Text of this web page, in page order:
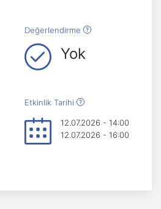
Değerlendirme
Yok
Etkinlik Tarihi
12.07.2026 - 14:00
12.07.2026 - 16:00